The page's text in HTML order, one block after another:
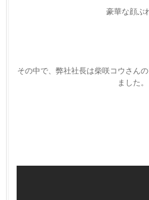
豪華な顔ぶ
その中で、弊社社長は柴咲コウさん
ました。